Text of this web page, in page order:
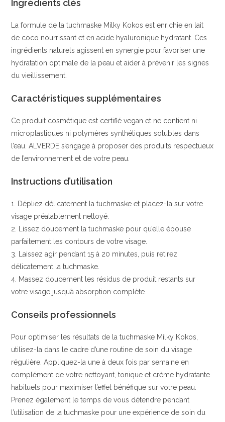
Ingrédients clés
La formule de la tuchmaske Milky Kokos est enrichie en lait
de coco nourrissant et en acide hyaluronique hydratant. Ces
ingrédients naturels agissent en synergie pour favoriser une
hydratation optimale de la peau et aider à prévenir les signes
du vieillissement.
Caractéristiques supplémentaires
Ce produit cosmétique est certifié vegan et ne contient ni
microplastiques ni polymères synthétiques solubles dans
l’eau. ALVERDE s’engage à proposer des produits respectueux
de l’environnement et de votre peau.
Instructions d’utilisation
1. Dépliez délicatement la tuchmaske et placez-la sur votre
visage préalablement nettoyé.
2. Lissez doucement la tuchmaske pour qu’elle épouse
parfaitement les contours de votre visage.
3. Laissez agir pendant 15 à 20 minutes, puis retirez
délicatement la tuchmaske.
4. Massez doucement les résidus de produit restants sur
votre visage jusqu’à absorption complète.
Conseils professionnels
Pour optimiser les résultats de la tuchmaske Milky Kokos,
utilisez-la dans le cadre d’une routine de soin du visage
régulière. Appliquez-la une à deux fois par semaine en
complément de votre nettoyant, tonique et crème hydratante
habituels pour maximiser l’effet bénéfique sur votre peau.
Prenez également le temps de vous détendre pendant
l’utilisation de la tuchmaske pour une expérience de soin du